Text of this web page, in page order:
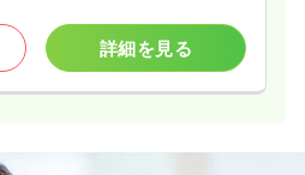
詳細を見る